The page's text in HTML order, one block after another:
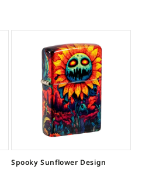
Spooky Sunflower Design